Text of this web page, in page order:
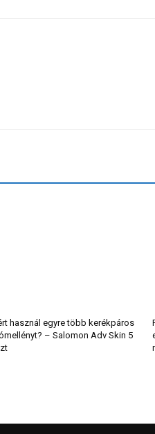
használ egyre több kerékpáros
– Salomon Adv Skin 5